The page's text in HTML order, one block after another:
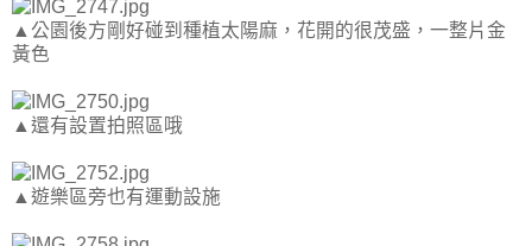
▲公園後方剛好碰到種植太陽麻，花開的很茂盛，一整片金
黃色
▲還有設置拍照區哦
▲遊樂區旁也有運動設施